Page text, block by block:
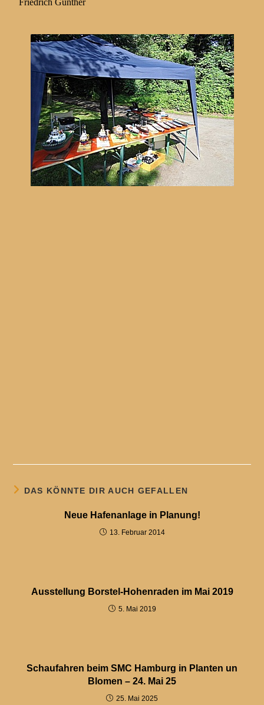
Friedrich Günther
DAS KÖNNTE DIR AUCH GEFALLEN
Neue Hafenanlage in Planung!
13. Februar 2014
Ausstellung Borstel-Hohenraden im Mai 2019
5. Mai 2019
Schaufahren beim SMC Hamburg in Planten un
Blomen – 24. Mai 25
25. Mai 2025